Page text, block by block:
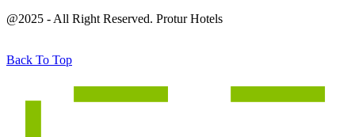
@2025 - All Right Reserved. Protur Hotels
Back To Top